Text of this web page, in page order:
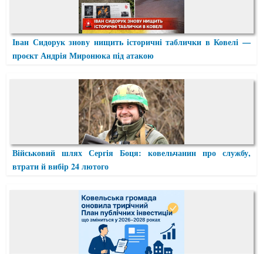
Іван Сидорук знову нищить історичні таблички в Ковелі —
проєкт Андрія Миронюка під атакою
Військовий шлях Сергія Боця: ковельчанин про службу,
втрати й вибір 24 лютого